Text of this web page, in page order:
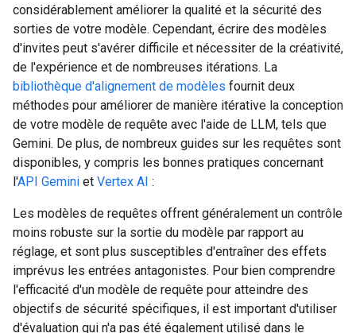
considérablement améliorer la qualité et la sécurité des
sorties de votre modèle. Cependant, écrire des modèles
d'invites peut s'avérer difficile et nécessiter de la créativité,
de l'expérience et de nombreuses itérations. La
bibliothèque d'alignement de modèles fournit deux
méthodes pour améliorer de manière itérative la conception
de votre modèle de requête avec l'aide de LLM, tels que
Gemini. De plus, de nombreux guides sur les requêtes sont
disponibles, y compris les bonnes pratiques concernant
l'API Gemini et Vertex AI :
Les modèles de requêtes offrent généralement un contrôle
moins robuste sur la sortie du modèle par rapport au
réglage, et sont plus susceptibles d'entraîner des effets
imprévus les entrées antagonistes. Pour bien comprendre
l'efficacité d'un modèle de requête pour atteindre des
objectifs de sécurité spécifiques, il est important d'utiliser
d'évaluation qui n'a pas été également utilisé dans le